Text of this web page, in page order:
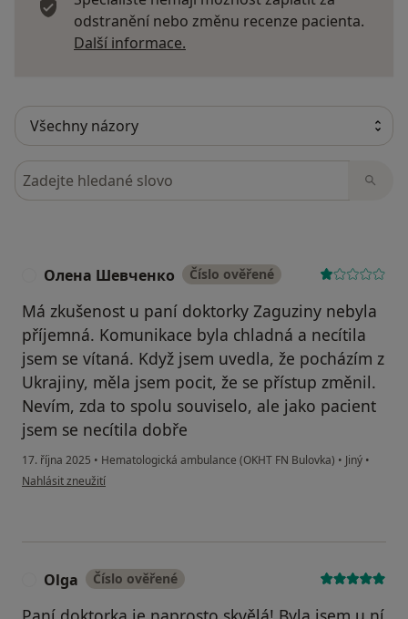
odstranění nebo změnu recenze pacienta.
Další informace.
Hledejte v názorech
Олена Шевченко Číslo ověřené
Má zkušenost u paní doktorky Zaguziny nebyla
příjemná. Komunikace byla chladná a necítila
jsem se vítaná. Když jsem uvedla, že pocházím z
Ukrajiny, měla jsem pocit, že se přístup změnil.
Nevím, zda to spolu souviselo, ale jako pacient
jsem se necítila dobře
17. října 2025 • Hematologická ambulance (OKHT FN Bulovka) • Jiný •
podle názoru uživatele Олена Шевченко
Nahlásit zneužití
Olga Číslo ověřené